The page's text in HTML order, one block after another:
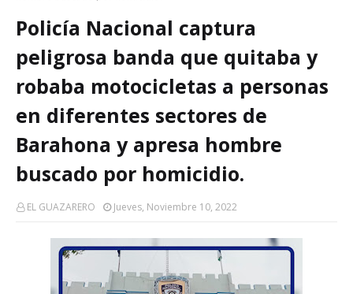
Policía Nacional captura
peligrosa banda que quitaba y
robaba motocicletas a personas
en diferentes sectores de
Barahona y apresa hombre
buscado por homicidio.
EL GUAZARERO Jueves, Noviembre 10, 2022